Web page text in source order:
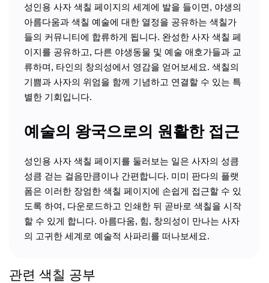
성인용 사자 색칠 페이지의 세계에 발을 들이면, 야생의
아름다움과 색칠 예술에 대한 열정을 공유하는 색칠가
들의 커뮤니티에 합류하게 됩니다. 완성한 사자 색칠 페
이지를 공유하고, 다른 야생동물 및 예술 애호가들과 교
류하며, 타인의 창의성에서 영감을 얻어보세요. 색칠의
기쁨과 사자의 위엄을 함께 기념하고 연결할 수 있는 특
별한 기회입니다.
예술의 왕국으로의 원활한 접근
성인용 사자 색칠 페이지를 둘러보는 일은 사자의 성큼
성큼 걷는 걸음만큼이나 간편합니다. 미미 판다의 플랫
폼은 이러한 장엄한 색칠 페이지에 손쉽게 접근할 수 있
도록 하여, 다운로드하고 인쇄한 뒤 곧바로 색칠을 시작
할 수 있게 합니다. 아름다움, 힘, 창의성이 만나는 사자
의 고귀한 세계로 예술적 사파리를 떠나보세요.
관련 색칠 공부